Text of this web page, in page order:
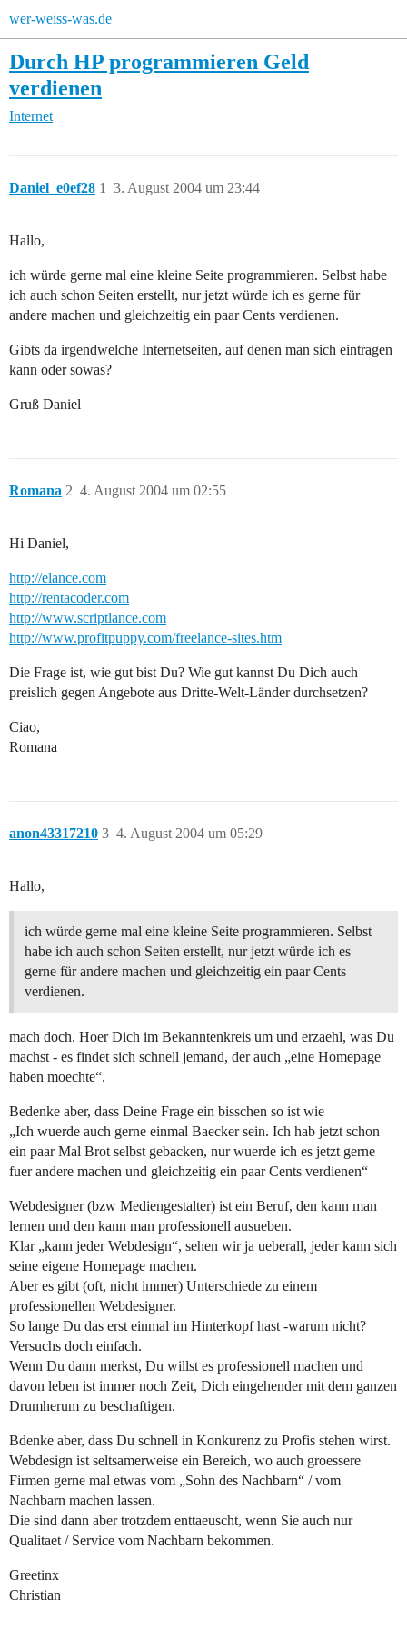
wer-weiss-was.de
Durch HP programmieren Geld
verdienen
Internet
Daniel_e0ef28 3. August 2004 um 23:44
1
Hallo,
ich würde gerne mal eine kleine Seite programmieren. Selbst habe
ich auch schon Seiten erstellt, nur jetzt würde ich es gerne für
andere machen und gleichzeitig ein paar Cents verdienen.
Gibts da irgendwelche Internetseiten, auf denen man sich eintragen
kann oder sowas?
Gruß Daniel
Romana 4. August 2004 um 02:55
2
Hi Daniel,
http://elance.com
http://rentacoder.com
http://www.scriptlance.com
http://www.profitpuppy.com/freelance-sites.htm
Die Frage ist, wie gut bist Du? Wie gut kannst Du Dich auch
preislich gegen Angebote aus Dritte-Welt-Länder durchsetzen?
Ciao,
Romana
anon43317210 4. August 2004 um 05:29
3
Hallo,
ich würde gerne mal eine kleine Seite programmieren. Selbst
habe ich auch schon Seiten erstellt, nur jetzt würde ich es
gerne für andere machen und gleichzeitig ein paar Cents
verdienen.
mach doch. Hoer Dich im Bekanntenkreis um und erzaehl, was Du
machst - es findet sich schnell jemand, der auch „eine Homepage
haben moechte“.
Bedenke aber, dass Deine Frage ein bisschen so ist wie
„Ich wuerde auch gerne einmal Baecker sein. Ich hab jetzt schon
ein paar Mal Brot selbst gebacken, nur wuerde ich es jetzt gerne
fuer andere machen und gleichzeitig ein paar Cents verdienen“
Webdesigner (bzw Mediengestalter) ist ein Beruf, den kann man
lernen und den kann man professionell ausueben.
Klar „kann jeder Webdesign“, sehen wir ja ueberall, jeder kann sich
seine eigene Homepage machen.
Aber es gibt (oft, nicht immer) Unterschiede zu einem
professionellen Webdesigner.
So lange Du das erst einmal im Hinterkopf hast -warum nicht?
Versuchs doch einfach.
Wenn Du dann merkst, Du willst es professionell machen und
davon leben ist immer noch Zeit, Dich eingehender mit dem ganzen
Drumherum zu beschaftigen.
Bdenke aber, dass Du schnell in Konkurenz zu Profis stehen wirst.
Webdesign ist seltsamerweise ein Bereich, wo auch groessere
Firmen gerne mal etwas vom „Sohn des Nachbarn“ / vom
Nachbarn machen lassen.
Die sind dann aber trotzdem enttaeuscht, wenn Sie auch nur
Qualitaet / Service vom Nachbarn bekommen.
Greetinx
Christian